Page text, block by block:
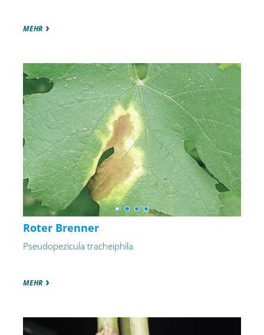
MEHR
Roter Brenner
Pseudopezicula tracheiphila
MEHR